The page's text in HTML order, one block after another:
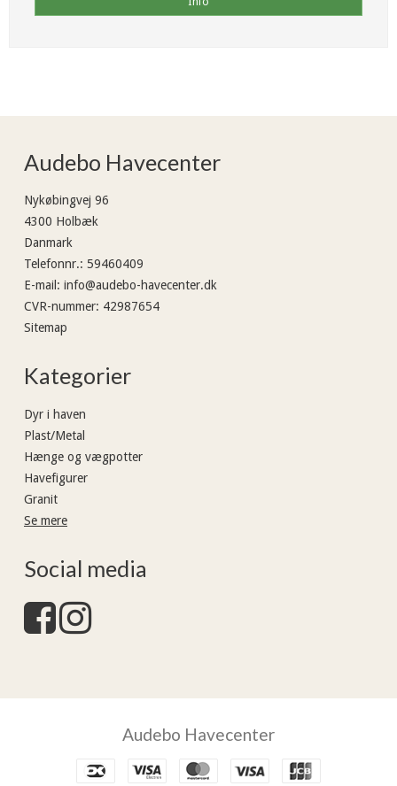
Audebo Havecenter
Nykøbingvej 96
4300 Holbæk
Danmark
Telefonnr.: 59460409
E-mail : info@audebo-havecenter.dk
CVR-nummer: 42987654
Sitemap
Kategorier
Dyr i haven
Plast/Metal
Hænge og vægpotter
Havefigurer
Granit
Se mere
Social media
Audebo Havecenter